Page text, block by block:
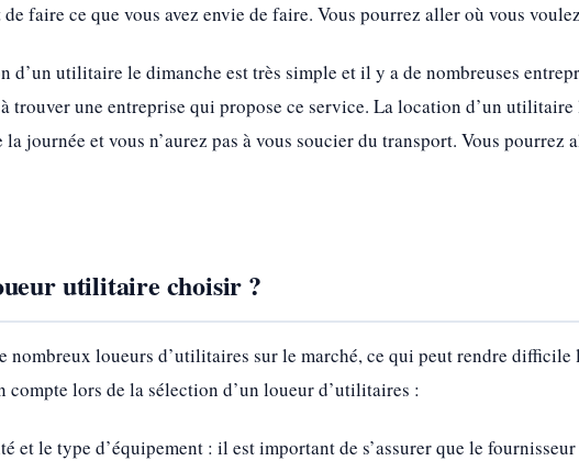
faire ce que vous avez envie de faire. Vous pourrez aller où vous
d’un utilitaire le dimanche est très simple et il y a de nombreuses
trouver une entreprise qui propose ce service. La location d’un
journée et vous n’aurez pas à vous soucier du transport. Vous pourrez
utilitaire choisir ?
nombreux loueurs d’utilitaires sur le marché, ce qui peut rendre
compte lors de la sélection d’un loueur d’utilitaires :
et le type d’équipement : il est important de s’assurer que le